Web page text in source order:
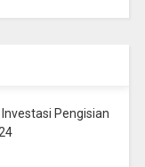
Pengisian